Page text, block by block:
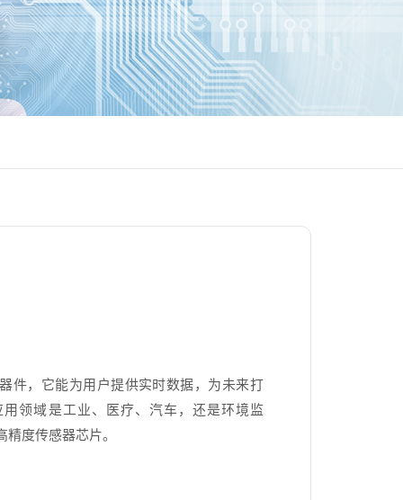
件，它能为用户提供实时数据，为未来打
领域是工业、医疗、汽车，还是环境监
度传感器芯片。